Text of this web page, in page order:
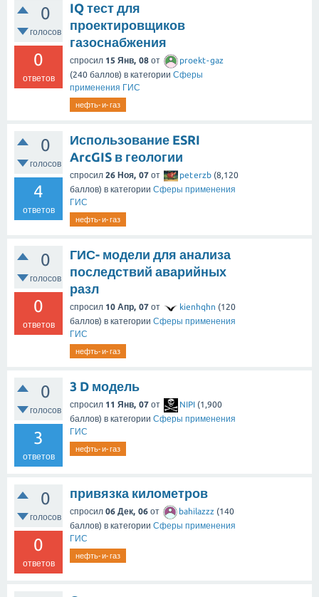
0
голосов
0
ответов
IQ тест для
проектировщиков
газоснабжения
спросил 15 Янв, 08 от
proekt-gaz
(240 баллов) в категории Сферы
применения ГИС
нефть-и-газ
0
голосов
4
ответов
Использование ESRI
ArcGIS в геологии
спросил 26 Ноя, 07 от peterzb (8,120
баллов) в категории Сферы применения
ГИС
нефть-и-газ
0
голосов
0
ответов
ГИС- модели для анализа
последствий аварийных
разл
спросил 10 Апр, 07 от kienhqhn (120
баллов) в категории Сферы применения
ГИС
нефть-и-газ
0
голосов
3
ответов
3 D модель
спросил 11 Янв, 07 от NIPI (1,900
баллов) в категории Сферы применения
ГИС
нефть-и-газ
0
голосов
0
ответов
привязка километров
спросил 06 Дек, 06 от bahilazzz (140
баллов) в категории Сферы применения
ГИС
нефть-и-газ